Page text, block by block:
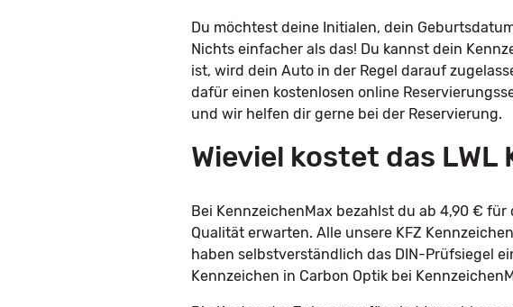
Du möchtest deine Initialen, dein
Nichts einfacher als das! Du kannst dein
ist, wird dein Auto in der Regel darauf
dafür einen kostenlosen online
und wir helfen dir gerne bei der Reservierung.
Wieviel kostet das LWL
Bei KennzeichenMax bezahlst du ab 4,90 €
Qualität erwarten. Alle unsere KFZ
haben selbstverständlich das DIN-Prüfsiegel
Kennzeichen in Carbon Optik bei